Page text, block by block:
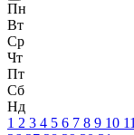
Пн
Вт
Ср
Чт
Пт
Сб
Нд
1 2 3 4 5 6 7 8 9 10 11